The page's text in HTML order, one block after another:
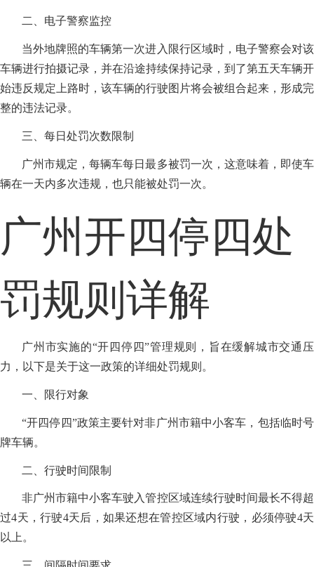
二、电子警察监控
当外地牌照的车辆第一次进入限行区域时，电子警察会对该
车辆进行拍摄记录，并在沿途持续保持记录，到了第五天车辆开
始违反规定上路时，该车辆的行驶图片将会被组合起来，形成完
整的违法记录。
三、每日处罚次数限制
广州市规定，每辆车每日最多被罚一次，这意味着，即使车
辆在一天内多次违规，也只能被处罚一次。
广州开四停四处
罚规则详解
广州市实施的“开四停四”管理规则，旨在缓解城市交通压
力，以下是关于这一政策的详细处罚规则。
一、限行对象
“开四停四”政策主要针对非广州市籍中小客车，包括临时号
牌车辆。
二、行驶时间限制
非广州市籍中小客车驶入管控区域连续行驶时间最长不得超
过4天，行驶4天后，如果还想在管控区域内行驶，必须停驶4天
以上。